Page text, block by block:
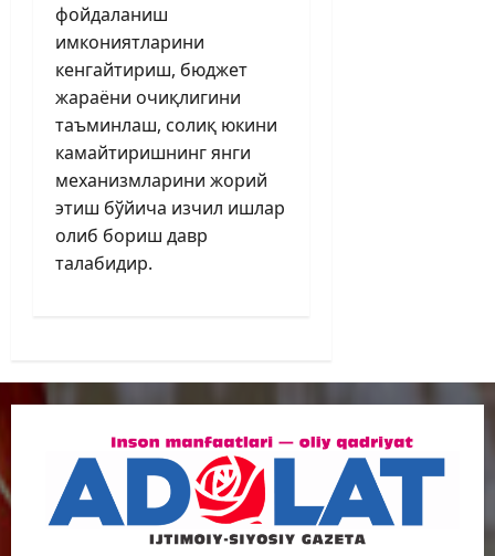
фойдаланиш
имкониятларини
кенгайтириш, бюджет
жараёни очиқлигини
таъминлаш, солиқ юкини
камайтиришнинг янги
механизмларини жорий
этиш бўйича изчил ишлар
олиб бориш давр
талабидир.